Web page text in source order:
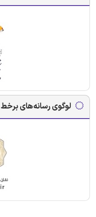
لوگوی رسانه‌های برخط